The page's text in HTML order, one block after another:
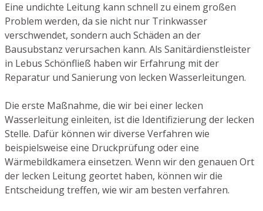
Eine undichte Leitung kann schnell zu einem großen
Problem werden, da sie nicht nur Trinkwasser
verschwendet, sondern auch Schäden an der
Bausubstanz verursachen kann. Als Sanitärdienstleister
in Lebus Schönfließ haben wir Erfahrung mit der
Reparatur und Sanierung von lecken Wasserleitungen.
Die erste Maßnahme, die wir bei einer lecken
Wasserleitung einleiten, ist die Identifizierung der lecken
Stelle. Dafür können wir diverse Verfahren wie
beispielsweise eine Druckprüfung oder eine
Wärmebildkamera einsetzen. Wenn wir den genauen Ort
der lecken Leitung geortet haben, können wir die
Entscheidung treffen, wie wir am besten verfahren.